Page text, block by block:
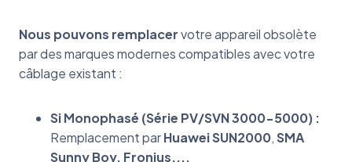
Nous pouvons remplacervotre appareil obsolète
par des marques modernes compatibles avec votre
câblage existant :
Si Monophasé (Série PV/SVN 3000-5000) :
Remplacement parHuawei SUN2000,SMA
Sunny Boy, Fronius,...